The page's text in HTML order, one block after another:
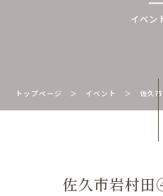
イベン
トップページ ＞ イベント ＞ 佐久
佐久市岩村